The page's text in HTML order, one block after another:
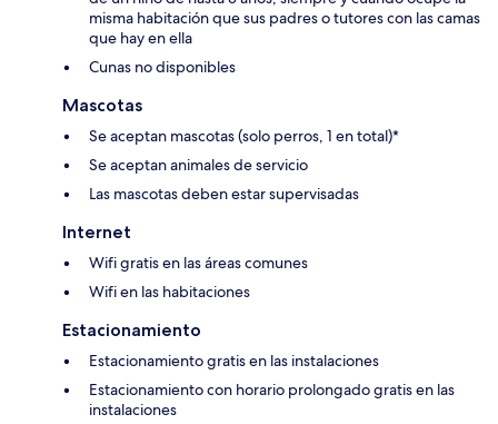
misma habitación que sus padres o tutores con las camas
que hay en ella
Cunas no disponibles
Mascotas
Se aceptan mascotas (solo perros, 1 en total)*
Se aceptan animales de servicio
Las mascotas deben estar supervisadas
Internet
Wifi gratis en las áreas comunes
Wifi en las habitaciones
Estacionamiento
Estacionamiento gratis en las instalaciones
Estacionamiento con horario prolongado gratis en las
instalaciones